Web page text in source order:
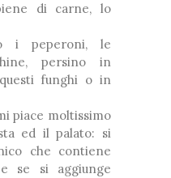
di carne, lo
i peperoni, le
persino in
funghi o in
piace moltissimo
ed il palato: si
che contiene
se si aggiunge